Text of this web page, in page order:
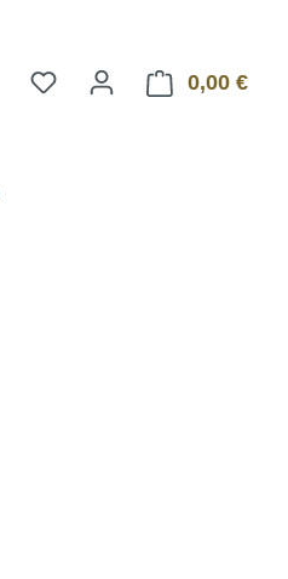
0,00 €